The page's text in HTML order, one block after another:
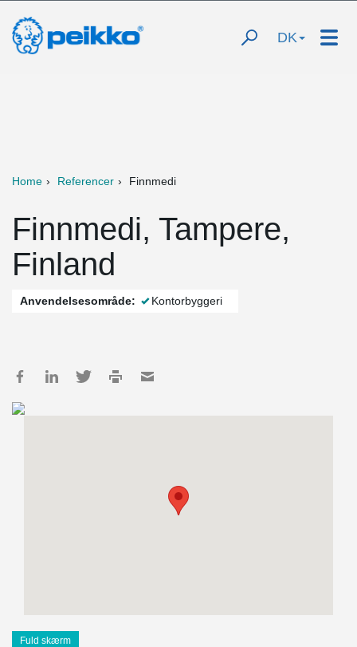
DK
Home Referencer Finnmedi
Finnmedi, Tampere,
Finland
Anvendelsesområde: Kontorbyggeri
Fuld skærm